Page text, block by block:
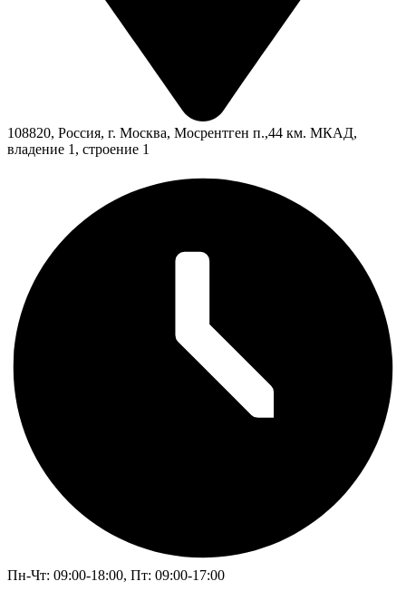
108820, Россия, г. Москва, Мосрентген п.,44 км. МКАД,
владение 1, строение 1
Пн-Чт: 09:00-18:00, Пт: 09:00-17:00